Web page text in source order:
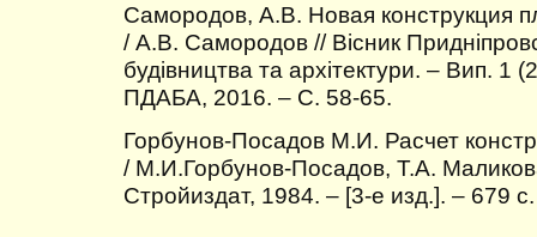
Самородов, А.В. Новая конструкция
/ А.В. Самородов // Вісник
будівництва та архітектури. – Вип. 1
ПДАБА, 2016. – С. 58-65.
Горбунов-Посадов М.И. Расчет
/ М.И.Горбунов-Посадов, Т.А.
Стройиздат, 1984. – [3-е изд.]. – 679 с.